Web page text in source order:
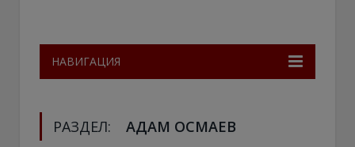
НАВИГАЦИЯ
РАЗДЕЛ: АДАМ ОСМАЕВ